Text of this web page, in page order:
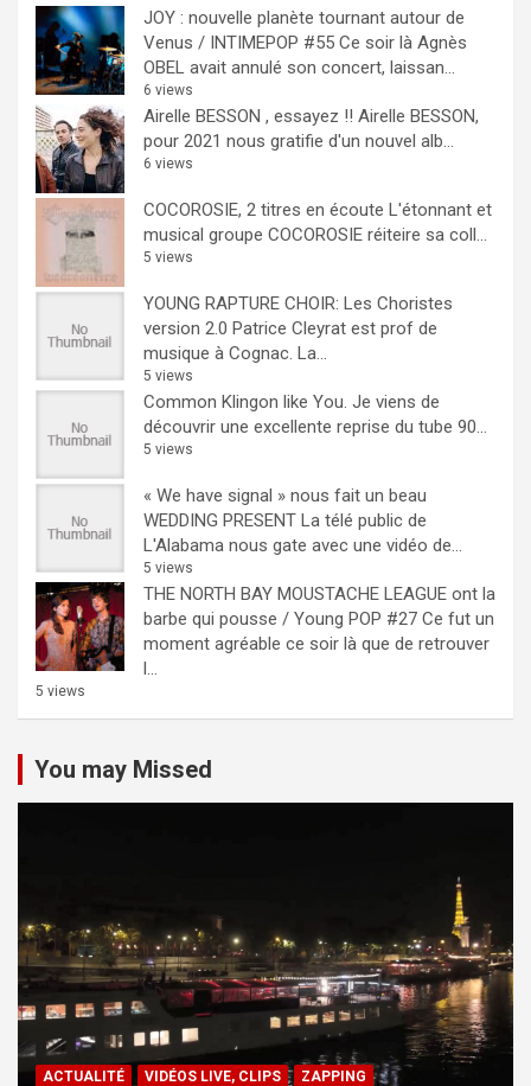
JOY : nouvelle planète tournant autour de
Venus / INTIMEPOP #55 Ce soir là Agnès
OBEL avait annulé son concert, laissan...
6 views
Airelle BESSON , essayez !! Airelle BESSON,
pour 2021 nous gratifie d'un nouvel alb...
6 views
COCOROSIE, 2 titres en écoute L'étonnant et
musical groupe COCOROSIE réiteire sa coll...
5 views
YOUNG RAPTURE CHOIR: Les Choristes
version 2.0 Patrice Cleyrat est prof de
musique à Cognac. La...
5 views
Common Klingon like You. Je viens de
découvrir une excellente reprise du tube 90...
5 views
« We have signal » nous fait un beau
WEDDING PRESENT La télé public de
L'Alabama nous gate avec une vidéo de...
5 views
THE NORTH BAY MOUSTACHE LEAGUE ont la
barbe qui pousse / Young POP #27 Ce fut un
moment agréable ce soir là que de retrouver
l...
5 views
You may Missed
ACTUALITÉ VIDÉOS LIVE, CLIPS ZAPPING